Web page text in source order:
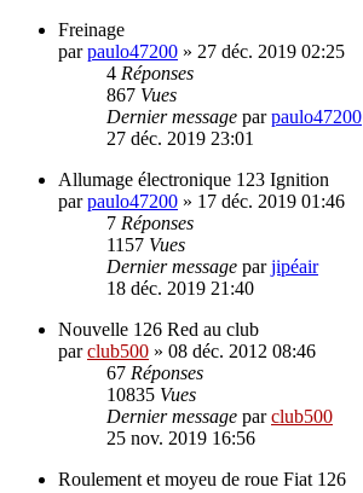
Freinage
parpaulo47200 » 27 déc. 2019 02:25
4 Réponses
867 Vues
Dernier message parpaulo47200
27 déc. 2019 23:01
Allumage électronique 123 Ignition
parpaulo47200 » 17 déc. 2019 01:46
7 Réponses
1157 Vues
Dernier message parjipéair
18 déc. 2019 21:40
Nouvelle 126 Red au club
parclub500 » 08 déc. 2012 08:46
67 Réponses
10835 Vues
Dernier message parclub500
25 nov. 2019 16:56
Roulement et moyeu de roue Fiat 126